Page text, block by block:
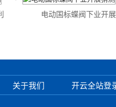
电动国标蝶阀下业开展
关于我们 开云全站登